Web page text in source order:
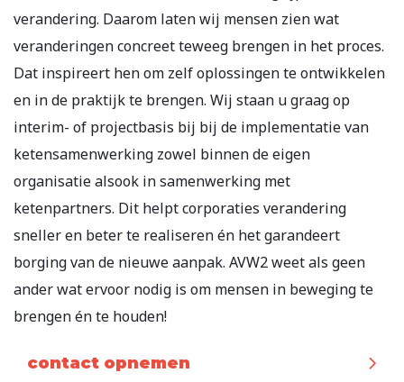
verandering. Daarom laten wij mensen zien wat
veranderingen concreet teweeg brengen in het proces.
Dat inspireert hen om zelf oplossingen te ontwikkelen
en in de praktijk te brengen. Wij staan u graag op
interim- of projectbasis bij bij de implementatie van
ketensamenwerking zowel binnen de eigen
organisatie alsook in samenwerking met
ketenpartners. Dit helpt corporaties verandering
sneller en beter te realiseren én het garandeert
borging van de nieuwe aanpak. AVW2 weet als geen
ander wat ervoor nodig is om mensen in beweging te
brengen én te houden!
contact opnemen